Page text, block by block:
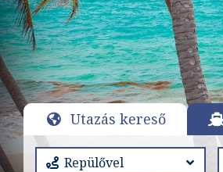
Utazás kereső